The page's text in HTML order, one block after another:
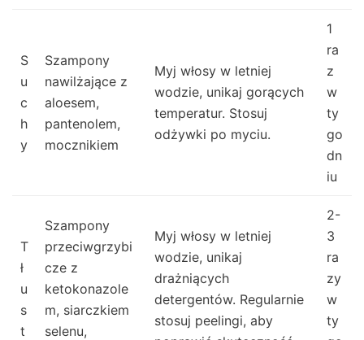
S
u
c
h
y
Szampony
nawilżające z
aloesem,
pantenolem,
mocznikiem
Myj włosy w letniej
wodzie, unikaj gorących
temperatur. Stosuj
odżywki po myciu.
1
ra
z
w
ty
go
dn
iu
T
ł
u
s
t
Szampony
przeciwgrzybi
cze z
ketokonazole
m, siarczkiem
selenu,
Myj włosy w letniej
wodzie, unikaj
drażniących
detergentów. Regularnie
stosuj peelingi, aby
2-
3
ra
zy
w
ty